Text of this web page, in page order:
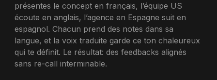
présentes le concept en français, l’équipe US
écoute en anglais, l’agence en Espagne suit en
espagnol. Chacun prend des notes dans sa
langue, et la voix traduite garde ce ton chaleureux
qui te définit. Le résultat: des feedbacks alignés
sans re-call interminable.